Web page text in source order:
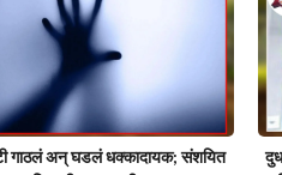
गाठलं अन् घडलं धक्कादायक; संशयित